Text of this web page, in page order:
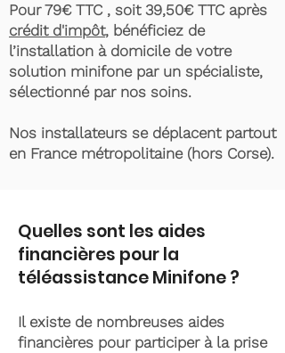
Pour 79€ TTC , soit 39,50€ TTC après
crédit d'impôt, bénéficiez de
l’installation à domicile de votre
solution minifone par un spécialiste,
sélectionné par nos soins.
Nos installateurs se déplacent partout
en France métropolitaine (hors Corse).
Quelles sont les aides
financières pour la
téléassistance Minifone ?
Il existe de nombreuses aides
financières pour participer à la prise